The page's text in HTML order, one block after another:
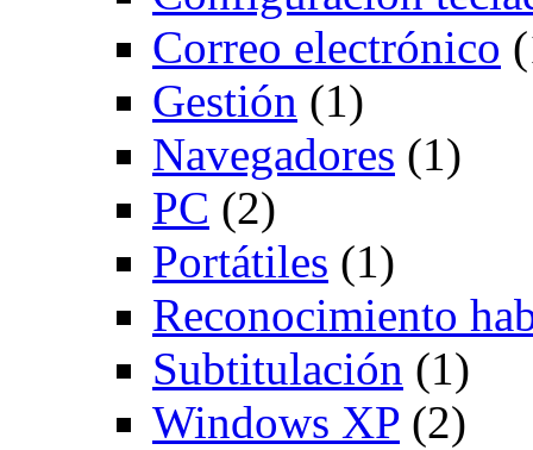
Correo electrónico
Gestión (1)
Navegadores (1)
PC (2)
Portátiles (1)
Reconocimiento
Subtitulación (1)
Windows XP (2)